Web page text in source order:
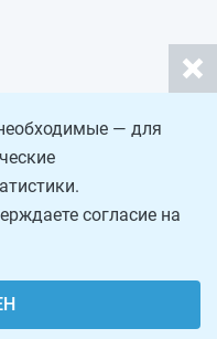
— для
согласие на